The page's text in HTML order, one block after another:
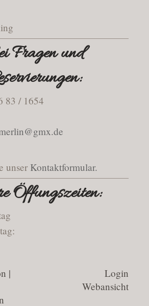
Fragen und
83 / 1654
unser Kontaktformular.
Öffungszeiten:
|
Login
Webansicht